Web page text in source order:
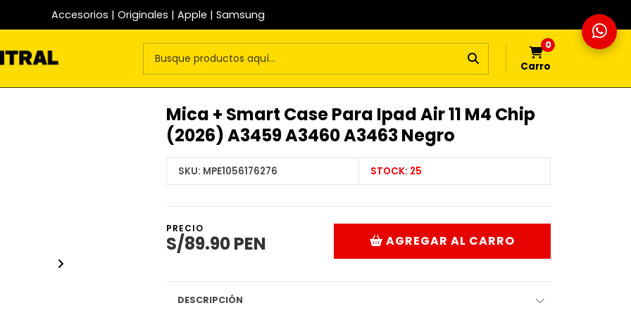
Accesorios | Originales | Apple | Samsung
0
Carro
Mica + Smart Case Para Ipad Air 11 M4 Chip
(2026) A3459 A3460 A3463 Negro
SKU: MPE1056176276 STOCK: 25
PRECIO
S/89.90 PEN AGREGAR AL CARRO
DESCRIPCIÓN